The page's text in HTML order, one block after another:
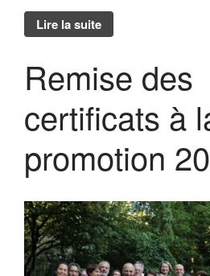
Lire la suite
Remise des
certificats à
promotion